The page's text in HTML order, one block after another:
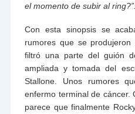
el momento de subir al ring?”.
Con esta sinopsis se
rumores que se
filtró una parte del guión
ampliada y tomada del
Stallone. Unos rumores
enfermo terminal de cáncer.
parece que finalmente